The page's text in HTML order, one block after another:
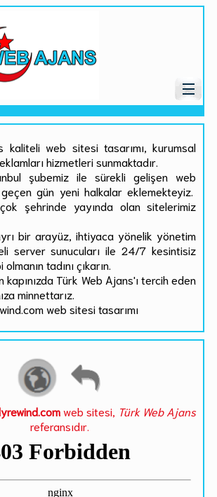
kaliteli web sitesi tasarımı, kurumsal
hizmetleri sunmaktadır.
şubemiz ile sürekli gelişen web
gün yeni halkalar eklemekteyiz.
şehrinde yayında olan sitelerimiz
bir arayüz, ihtiyaca yönelik yönetim
server sunucuları ile 24/7 kesintisiz
tadını çıkarın.
kapınızda Türk Web Ajans'ı tercih eden
minnettarız.
web sitesi tasarımı
web sitesi, Türk Web Ajans
referansıdır.